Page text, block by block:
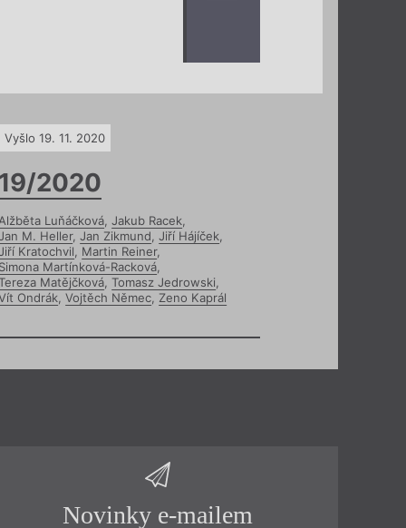
Vyšlo 19. 11. 2020
2020
Luňáčková, Jakub Racek,
M. Heller, Jan Zikmund, Jiří Hájíček,
Kratochvil, Martin Reiner,
Martínková-Racková,
Matějčková, Tomasz Jedrowski,
Ondrák, Vojtěch Němec, Zeno Kaprál
Novinky e-mailem